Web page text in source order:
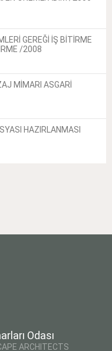
GEREĞİ İŞ BİTİRME
/2008
MİMARI ASGARİ
HAZIRLANMASI
Odası
ARCHITECTS